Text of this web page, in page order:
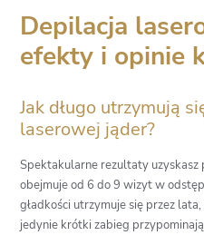
Depilacja
efekty i opinie
Jak długo utrzymują
laserowej jąder?
Spektakularne rezultaty uzyskasz
obejmuje od 6 do 9 wizyt w
gładkości utrzymuje się przez
jedynie krótki zabieg